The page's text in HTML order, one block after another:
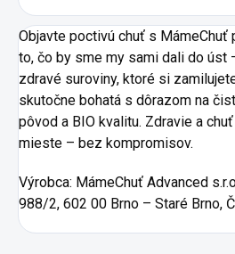
Objavte poctivú chuť s MámeChuť
to, čo by sme my sami dali do úst
zdravé suroviny, ktoré si
skutočne bohatá s dôrazom na
pôvod a BIO kvalitu. Zdravie a
mieste – bez kompromisov.
Výrobca: MámeChuť Advanced
988/2, 602 00 Brno – Staré Brno,